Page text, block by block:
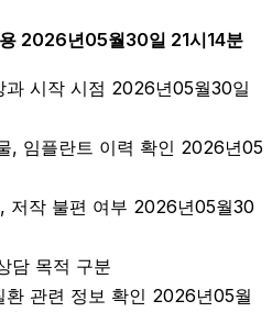
2026년05월30일 21시14분
과 시작 시점 2026년05월30일
, 임플란트 이력 확인 2026년05
저작 불편 여부 2026년05월30
담 목적 구분
환 관련 정보 확인 2026년05월